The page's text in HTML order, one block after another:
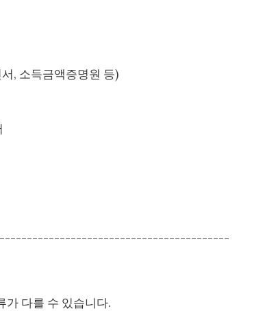
, 소득금액증명원 등)
가 다를 수 있습니다.